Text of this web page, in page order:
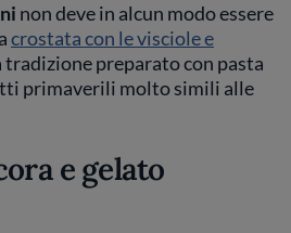
non deve in alcun modo essere
crostata con le visciole e
tradizione preparato con pasta
primaverili molto simili alle
e gelato